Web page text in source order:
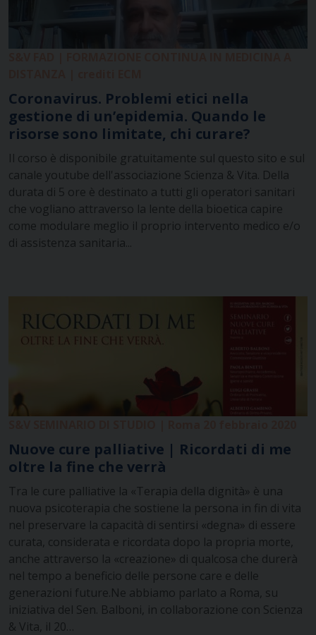
Coronavirus. Problemi etici nella
gestione di un’epidemia. Quando le
risorse sono limitate, chi curare?
Il corso è disponibile gratuitamente sul questo sito e sul
canale youtube dell'associazione Scienza & Vita. Della
durata di 5 ore è destinato a tutti gli operatori sanitari
che vogliano attraverso la lente della bioetica capire
come modulare meglio il proprio intervento medico e/o
di assistenza sanitaria...
Nuove cure palliative | Ricordati di me
oltre la fine che verrà
Tra le cure palliative la «Terapia della dignità» è una
nuova psicoterapia che sostiene la persona in fin di vita
nel preservare la capacità di sentirsi «degna» di essere
curata, considerata e ricordata dopo la propria morte,
anche attraverso la «creazione» di qualcosa che durerà
nel tempo a beneficio delle persone care e delle
generazioni future.Ne abbiamo parlato a Roma, su
iniziativa del Sen. Balboni, in collaborazione con Scienza
& Vita, il 20…